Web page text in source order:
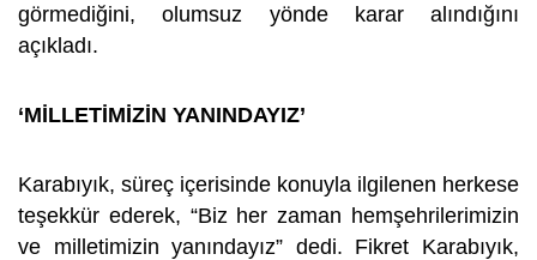
görmediğini, olumsuz yönde karar alındığını
açıkladı.
‘MİLLETİMİZİN YANINDAYIZ’
Karabıyık, süreç içerisinde konuyla ilgilenen herkese
teşekkür ederek, “Biz her zaman hemşehrilerimizin
ve milletimizin yanındayız” dedi. Fikret Karabıyık,